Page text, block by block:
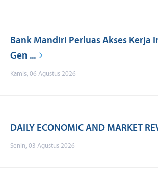
Bank Mandiri Perluas Akses Kerja
Gen ...
Kamis, 06 Agustus 2026
DAILY ECONOMIC AND MARKET
Senin, 03 Agustus 2026